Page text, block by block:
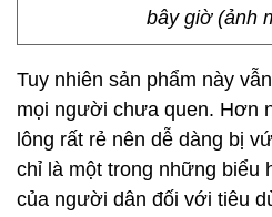
bây giờ (ảnh
Tuy nhiên sản phẩm này
mọi người chưa quen. Hơn
lông rất rẻ nên dễ dàng bị
chỉ là một trong những biểu
của người dân đối với tiêu